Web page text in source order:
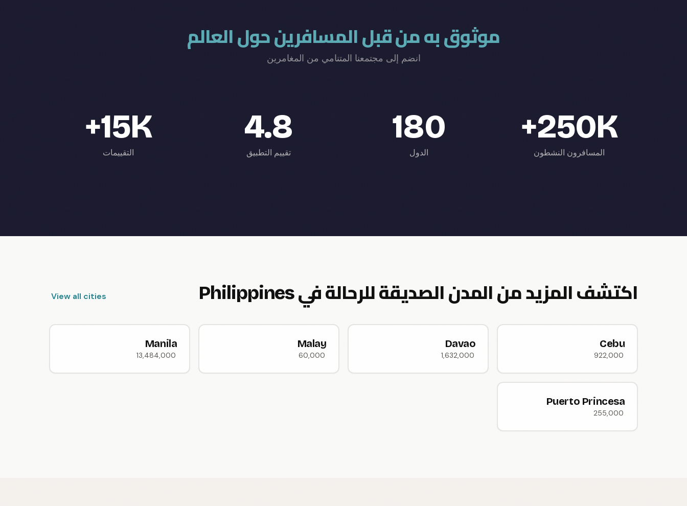
موثوق به من قبل المسافرين حول العالم
انضم إلى مجتمعنا المتنامي من المغامرين
250K+
المسافرون النشطون
180
الدول
4.8
تقييم التطبيق
15K+
التقييمات
اكتشف المزيد من المدن الصديقة للرحالة في Philippines View all cities
Cebu
922,000
Davao
1,632,000
Malay
60,000
Manila
13,484,000
Puerto Princesa
255,000